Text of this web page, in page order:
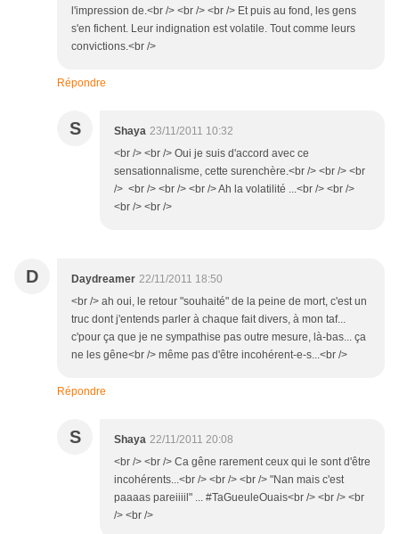
l'impression de.<br /> <br /> <br /> Et puis au fond, les gens
s'en fichent. Leur indignation est volatile. Tout comme leurs
convictions.<br />
Répondre
S Shaya 23/11/2011 10:32
<br /> <br /> Oui je suis d'accord avec ce
sensationnalisme, cette surenchère.<br /> <br /> <br
/> <br /> <br /> <br /> Ah la volatilité ...<br /> <br />
<br /> <br />
D Daydreamer 22/11/2011 18:50
<br /> ah oui, le retour "souhaité" de la peine de mort, c'est un
truc dont j'entends parler à chaque fait divers, à mon taf...
c'pour ça que je ne sympathise pas outre mesure, là-bas... ça
ne les gêne<br /> même pas d'être incohérent-e-s...<br />
Répondre
S Shaya 22/11/2011 20:08
<br /> <br /> Ca gêne rarement ceux qui le sont d'être
incohérents...<br /> <br /> <br /> "Nan mais c'est
paaaas pareiiiil" ... #TaGueuleOuais<br /> <br /> <br
/> <br />